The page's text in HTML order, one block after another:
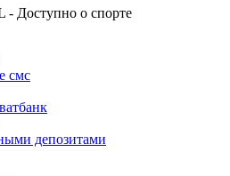
Доступно о спорте
смс
депозитами